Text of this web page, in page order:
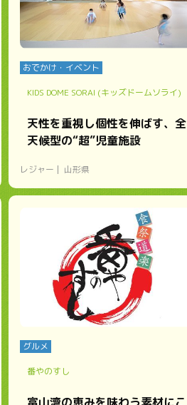
おでかけ・イベント
KIDS DOME SORAI (キッズドームソライ)
天性を重視し個性を伸ばす、全
天候型の“超”児童施設
レジャー 山形県
グルメ
番やのすし
富山湾の恵みを味わう素材にこ